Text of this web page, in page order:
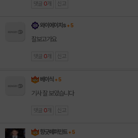
댓글 0 개 신고
와이에이치s + 5
잘보고가요
댓글 0 개 신고
베이식 + 5
기사 잘 보았습니다
댓글 0 개 신고
향긋페퍼민트 + 5